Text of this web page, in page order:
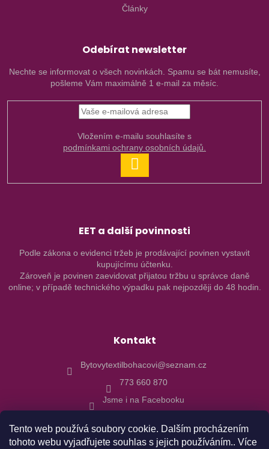
Tento web používá soubory cookie. Dalším procházením
tohoto webu vyjadřujete souhlas s jejich používáním.. Více
Články
Odebírat newsletter
Nechte se informovat o všech novinkách. Spamu se bát nemusíte,
pošleme Vám maximálně 1 e-mail za měsíc.
podmínkami ochrany osobních údajů.
SE
EET a další povinnosti
Podle zákona o evidenci tržeb je prodávající povinen vystavit
kupujícímu účtenku.
Zároveň je povinen zaevidovat přijatou tržbu u správce daně
online; v případě technického výpadku pak nejpozději do 48 hodin.
Kontakt
Bytovytextilbohacovi@seznam.cz
773 660 870
Jsme i na Facebooku